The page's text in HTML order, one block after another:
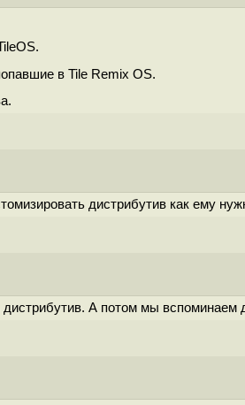
в Tile Remix OS.
дистрибутив как ему
дистрибутив. А потом мы